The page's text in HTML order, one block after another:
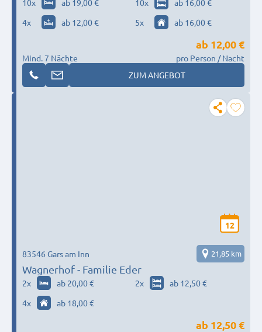
10x ab 19,00 € 10x
ab 16,00 €
4x ab 12,00 € 5x ab 16,00 €
Mind. 7 Nächte
ab 12,00 €
pro Person / Nacht
ZUM ANGEBOT
12
Wagnerhof - Familie Eder
83546 Gars am Inn 21,85 km
2x ab 20,00 € 2x
ab 12,50 €
4x ab 18,00 €
ab 12,50 €